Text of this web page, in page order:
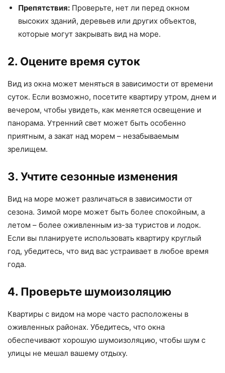
Препятствия: Проверьте, нет ли перед окном
высоких зданий, деревьев или других объектов,
которые могут закрывать вид на море.
2. Оцените время суток
Вид из окна может меняться в зависимости от времени
суток. Если возможно, посетите квартиру утром, днем и
вечером, чтобы увидеть, как меняется освещение и
панорама. Утренний свет может быть особенно
приятным, а закат над морем – незабываемым
зрелищем.
3. Учтите сезонные изменения
Вид на море может различаться в зависимости от
сезона. Зимой море может быть более спокойным, а
летом – более оживленным из-за туристов и лодок.
Если вы планируете использовать квартиру круглый
год, убедитесь, что вид вас устраивает в любое время
года.
4. Проверьте шумоизоляцию
Квартиры с видом на море часто расположены в
оживленных районах. Убедитесь, что окна
обеспечивают хорошую шумоизоляцию, чтобы шум с
улицы не мешал вашему отдыху.